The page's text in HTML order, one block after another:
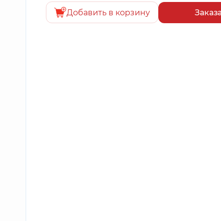
Добавить в корзину